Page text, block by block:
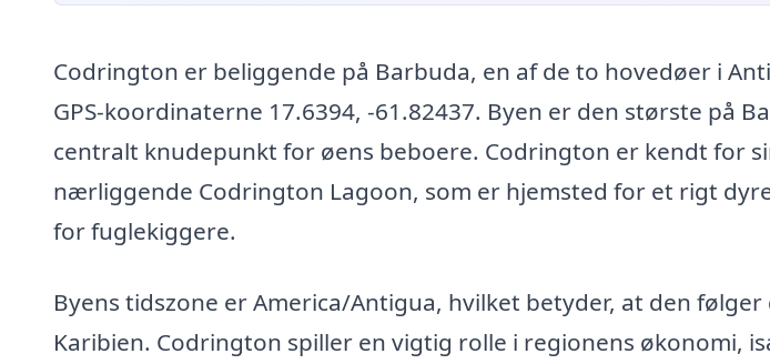
Codrington er beliggende på Barbuda, en af de to hovedøer i
GPS-koordinaterne 17.6394, -61.82437. Byen er den største på
centralt knudepunkt for øens beboere. Codrington er kendt for
nærliggende Codrington Lagoon, som er hjemsted for et rigt
for fuglekiggere.
Byens tidszone er America/Antigua, hvilket betyder, at den
Karibien. Codrington spiller en vigtig rolle i regionens økonomi,